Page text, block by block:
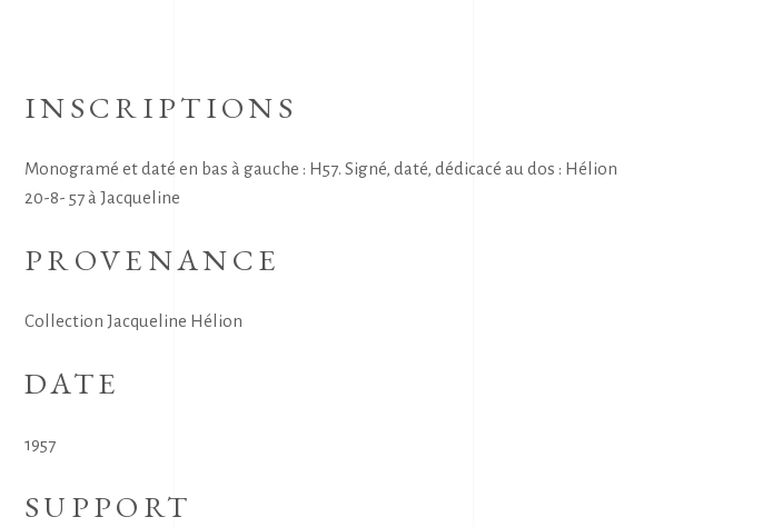
INSCRIPTIONS
Monogramé et daté en bas à gauche : H57. Signé, daté, dédicacé au dos : Hélion
20-8- 57 à Jacqueline
PROVENANCE
Collection Jacqueline Hélion
DATE
1957
SUPPORT